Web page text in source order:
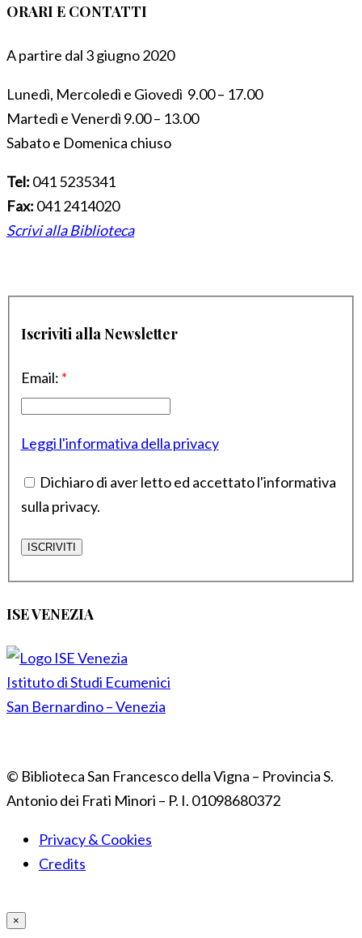
ORARI E CONTATTI
A partire dal 3 giugno 2020
Lunedì, Mercoledì e Giovedì 9.00 – 17.00
Martedì e Venerdì 9.00 – 13.00
Sabato e Domenica chiuso
Tel: 041 5235341
Fax: 041 2414020
Scrivi alla Biblioteca
Iscriviti alla Newsletter
Email: *
Leggi l'informativa della privacy
Dichiaro di aver letto ed accettato l'informativa
sulla privacy.
ISE VENEZIA
Istituto di Studi Ecumenici
San Bernardino – Venezia
© Biblioteca San Francesco della Vigna – Provincia S.
Antonio dei Frati Minori – P. I. 01098680372
Privacy & Cookies
Credits
×